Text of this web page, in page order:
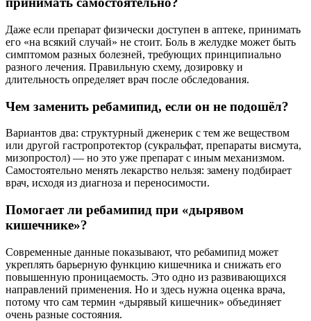
Даже если препарат физически доступен в аптеке, принимать
его «на всякий случай» не стоит. Боль в желудке может быть
симптомом разных болезней, требующих принципиально
разного лечения. Правильную схему, дозировку и
длительность определяет врач после обследования.
Чем заменить ребамипид, если он не подошёл?
Вариантов два: структурный дженерик с тем же веществом
или другой гастропротектор (сукральфат, препараты висмута,
мизопростол) — но это уже препарат с иным механизмом.
Самостоятельно менять лекарство нельзя: замену подбирает
врач, исходя из диагноза и переносимости.
Помогает ли ребамипид при «дырявом
кишечнике»?
Современные данные показывают, что ребамипид может
укреплять барьерную функцию кишечника и снижать его
повышенную проницаемость. Это одно из развивающихся
направлений применения. Но и здесь нужна оценка врача,
потому что сам термин «дырявый кишечник» объединяет
очень разные состояния.